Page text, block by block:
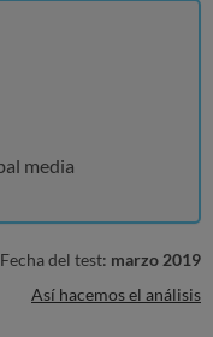
media
Fecha del test: marzo 2019
Así hacemos el análisis